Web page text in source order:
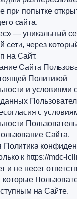
при попытке
сайта.
— уникальный
сети, через
на Сайт.
Сайта
Политикой
и условиями
с
Сайта.
Политика
к https://mdc-
и не несет
которые
на Сайте.